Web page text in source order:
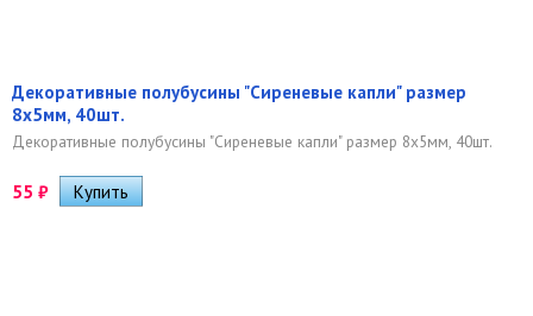
Декоративные полубусины "Сиреневые капли" размер
8х5мм, 40шт.
Декоративные полубусины "Сиреневые капли" размер 8х5мм, 40шт.
55 ₽